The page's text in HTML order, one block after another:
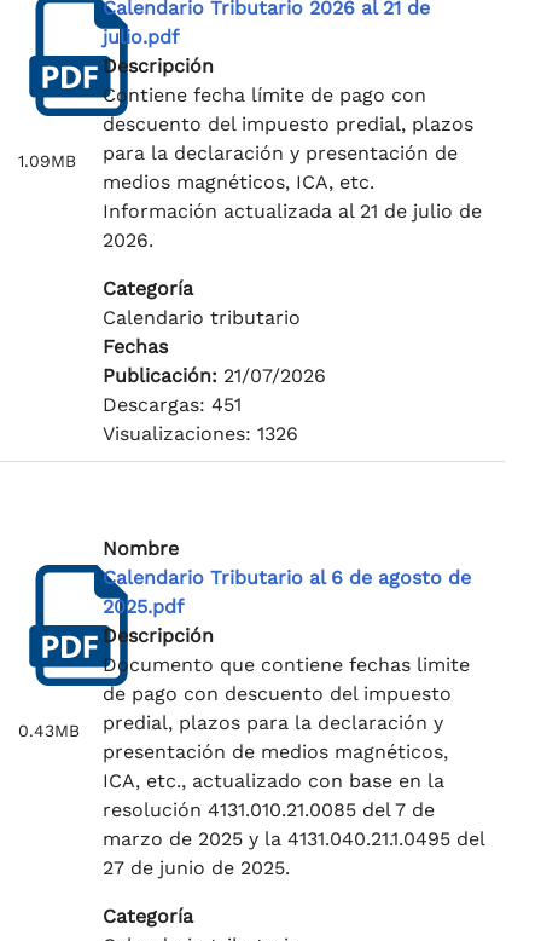
1.09MB
Calendario Tributario 2026 al 21 de
julio.pdf
Descripción
Contiene fecha límite de pago con
descuento del impuesto predial, plazos
para la declaración y presentación de
medios magnéticos, ICA, etc.
Información actualizada al 21 de julio de
2026.
Categoría
Calendario tributario
Fechas
Publicación: 21/07/2026
Descargas: 451
Visualizaciones: 1326
0.43MB
Nombre
Calendario Tributario al 6 de agosto de
2025.pdf
Descripción
Documento que contiene fechas limite
de pago con descuento del impuesto
predial, plazos para la declaración y
presentación de medios magnéticos,
ICA, etc., actualizado con base en la
resolución 4131.010.21.0085 del 7 de
marzo de 2025 y la 4131.040.21.1.0495 del
27 de junio de 2025.
Categoría